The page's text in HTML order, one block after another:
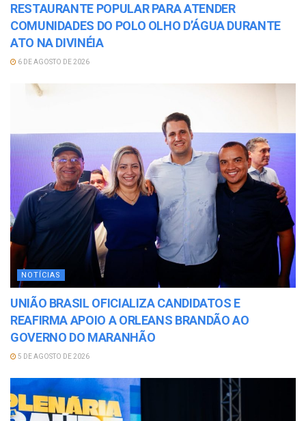
RESTAURANTE POPULAR PARA ATENDER
COMUNIDADES DO POLO OLHO D’ÁGUA DURANTE
ATO NA DIVINÉIA
6 DE AGOSTO DE 2026
NOTÍCIAS
UNIÃO BRASIL OFICIALIZA CANDIDATOS E
REAFIRMA APOIO A ORLEANS BRANDÃO AO
GOVERNO DO MARANHÃO
5 DE AGOSTO DE 2026